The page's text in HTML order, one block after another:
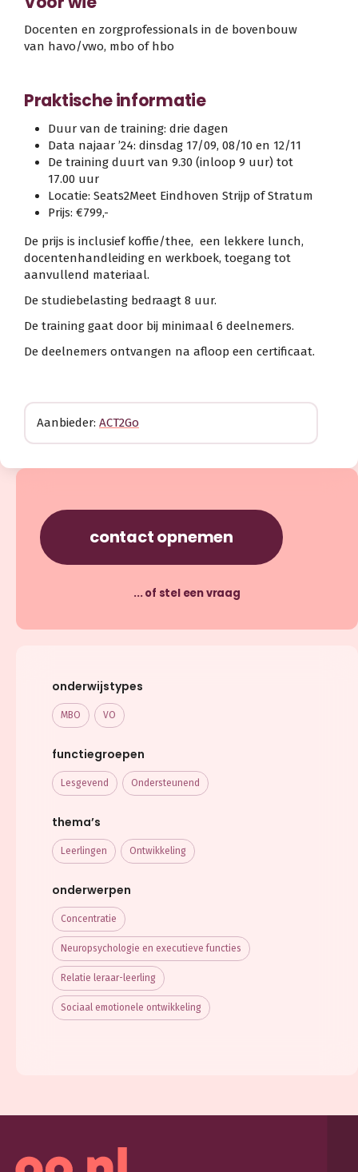
Docenten en zorgprofessionals in de bovenbouw
van havo/vwo, mbo of hbo
Praktische informatie
Duur van de training: drie dagen
Data najaar ’24: dinsdag 17/09, 08/10 en 12/11
De training duurt van 9.30 (inloop 9 uur) tot
17.00 uur
Locatie: Seats2Meet Eindhoven Strijp of Stratum
Prijs: €799,-
De prijs is inclusief koffie/thee, een lekkere lunch,
docentenhandleiding en werkboek, toegang tot
aanvullend materiaal.
De studiebelasting bedraagt 8 uur.
De training gaat door bij minimaal 6 deelnemers.
De deelnemers ontvangen na afloop een certificaat.
Aanbieder: ACT2Go
contact opnemen
... of stel een vraag
onderwijstypes
MBO VO
functiegroepen
Lesgevend Ondersteunend
thema’s
Leerlingen Ontwikkeling
onderwerpen
Concentratie
Neuropsychologie en executieve functies
Relatie leraar-leerling
Sociaal emotionele ontwikkeling